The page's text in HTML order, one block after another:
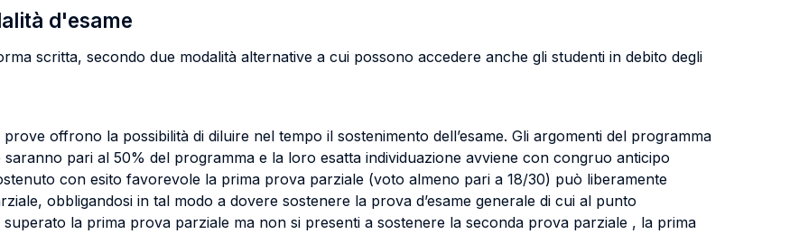
d'esame
scritta, secondo due modalità alternative a cui possono accedere anche gli studenti in debito degli
offrono la possibilità di diluire nel tempo il sostenimento dell’esame. Gli argomenti del programma
pari al 50% del programma e la loro esatta individuazione avviene con congruo anticipo
con esito favorevole la prima prova parziale (voto almeno pari a 18/30) può liberamente
obbligandosi in tal modo a dovere sostenere la prova d’esame generale di cui al punto
la prima prova parziale ma non si presenti a sostenere la seconda prova parziale , la prima